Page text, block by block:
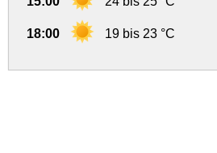
18:00 19 bis 23 °C